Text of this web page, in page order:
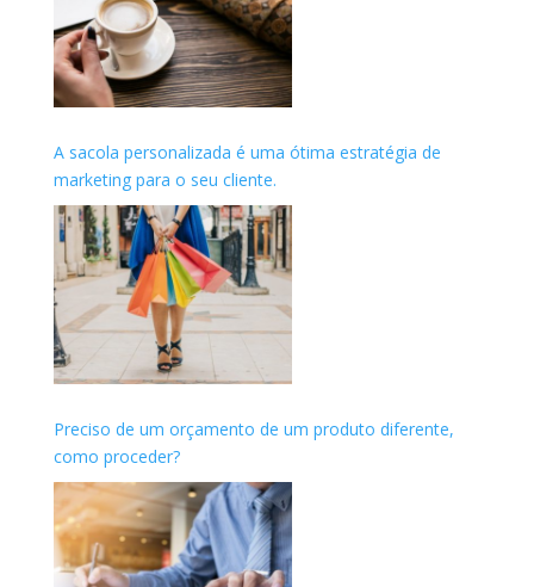
A sacola personalizada é uma ótima estratégia de
marketing para o seu cliente.
Preciso de um orçamento de um produto diferente,
como proceder?